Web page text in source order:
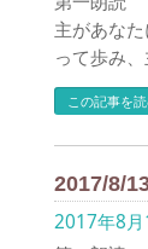
主があな
って歩み
この記事を
2017/8/
2017年8月